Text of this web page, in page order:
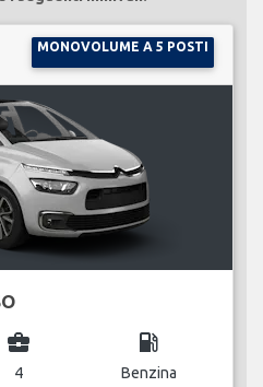
MONOVOLUME A 5 POSTI
business_center
4
local_gas_station
Benzina